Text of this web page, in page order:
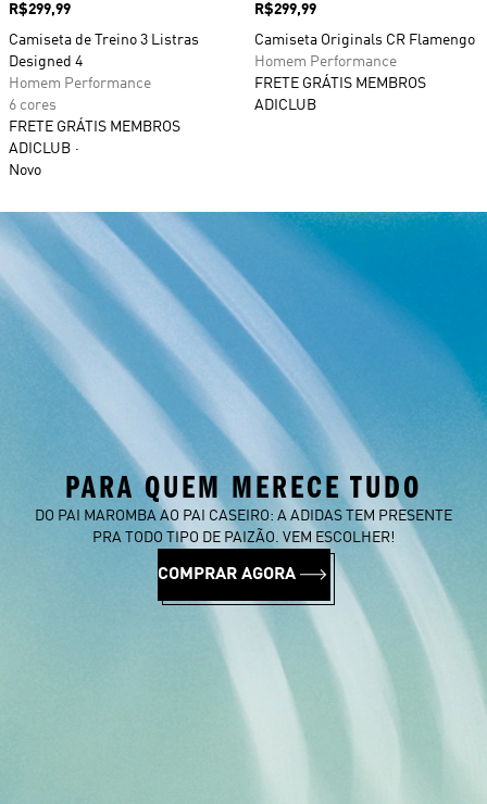
Preço
R$299,99
Camiseta de Treino 3 Listras
Designed 4
Homem Performance
6 cores
FRETE GRÁTIS MEMBROS
ADICLUB
Novo
Preço
R$299,99
Camiseta Originals CR Flamengo
Homem Performance
FRETE GRÁTIS MEMBROS
ADICLUB
PARA QUEM MERECE TUDO
DO PAI MAROMBA AO PAI CASEIRO: A ADIDAS TEM PRESENTE
PRA TODO TIPO DE PAIZÃO. VEM ESCOLHER!
COMPRAR AGORA